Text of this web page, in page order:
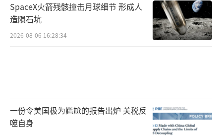
SpaceX火箭残骸撞击月球细节 形成人
造陨石坑
2026-08-06 16:28:34
一份令美国极为尴尬的报告出炉 关税反
噬自身